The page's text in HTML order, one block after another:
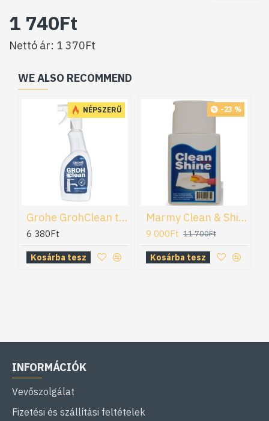
1 740Ft
Nettó ár: 1 370Ft
WE ALSO RECOMMEND
NÉPSZERŰ
Grohe GrohClean tisztítószer (48166000)
6 380Ft
Kosárba tesz
-23 %
Marmy Clean & Shine tisztítószer (3 039 00 00 00 01)
9 000Ft 11 700Ft
Kosárba tesz
INFORMÁCIÓK
Vevőszolgálat
Fizetési és szállítási feltételek